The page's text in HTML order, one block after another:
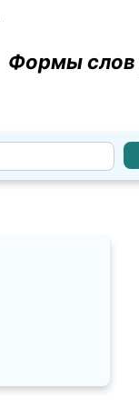
Формы слов